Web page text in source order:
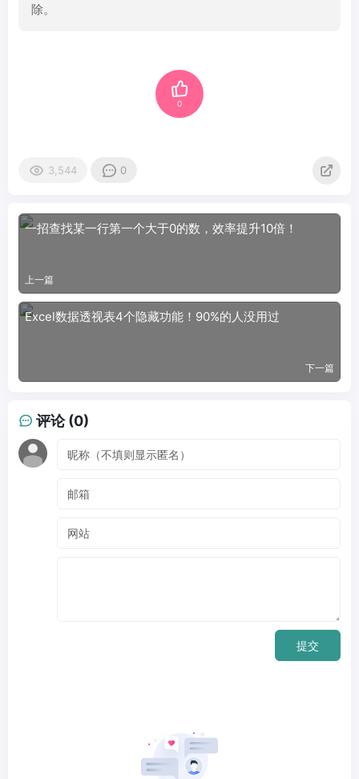
除。
0
3,544 0
一招查找某一行第一个大于0的数，效率提升10倍！
上一篇
Excel数据透视表4个隐藏功能！90%的人没用过
下一篇
评论 (0)
提交